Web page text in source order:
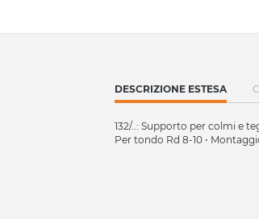
CURRENT
TAB:
DESCRIZIONE ESTESA
132/..: Supporto per colmi e
Per tondo Rd 8-10 •